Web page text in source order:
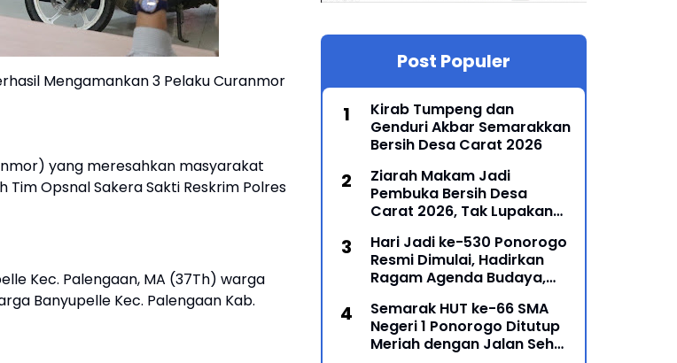
Mengamankan 3 Pelaku Curanmor
yang meresahkan masyarakat
Opsnal Sakera Sakti Reskrim Polres
Kec. Palengaan, MA (37Th) warga
Banyupelle Kec. Palengaan Kab.
Post Populer
Kirab Tumpeng dan
Genduri Akbar Semarakkan
Bersih Desa Carat 2026
Ziarah Makam Jadi
Pembuka Bersih Desa
Carat 2026, Tak Lupakan
Hari Jadi ke-530 Ponorogo
Resmi Dimulai, Hadirkan
Ragam Agenda Budaya,
Semarak HUT ke-66 SMA
Negeri 1 Ponorogo Ditutup
Meriah dengan Jalan Sehat